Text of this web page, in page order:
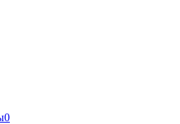
0